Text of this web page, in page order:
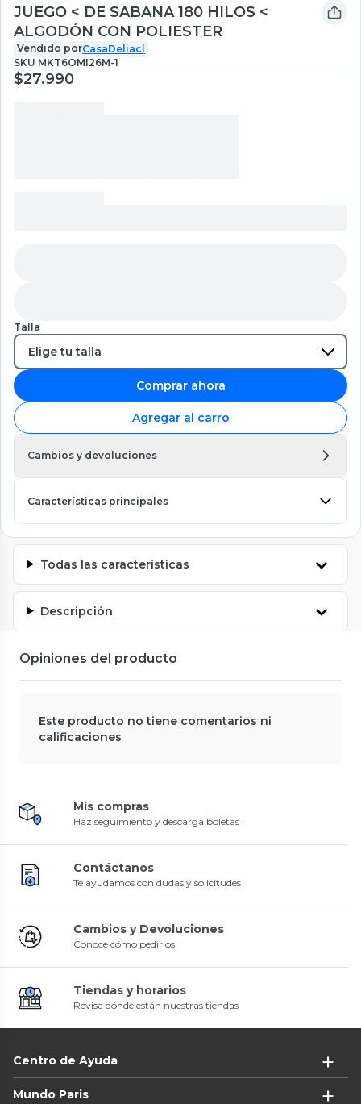
JUEGO < DE SABANA 180 HILOS <
ALGODÓN CON POLIESTER
Vendido porCasaDeliacl
SKU MKT6OMI26M-1
$27.990
Talla
Comprar ahora
Agregar al carro
Cambios y devoluciones
Características principales
Todas las características
Descripción
Opiniones del producto
Este producto no tiene comentarios ni
calificaciones
Mis compras
Haz seguimiento y descarga boletas
Contáctanos
Te ayudamos con dudas y solicitudes
Cambios y Devoluciones
Conoce cómo pedirlos
Tiendas y horarios
Revisa dónde están nuestras tiendas
Centro de Ayuda
Mundo Paris